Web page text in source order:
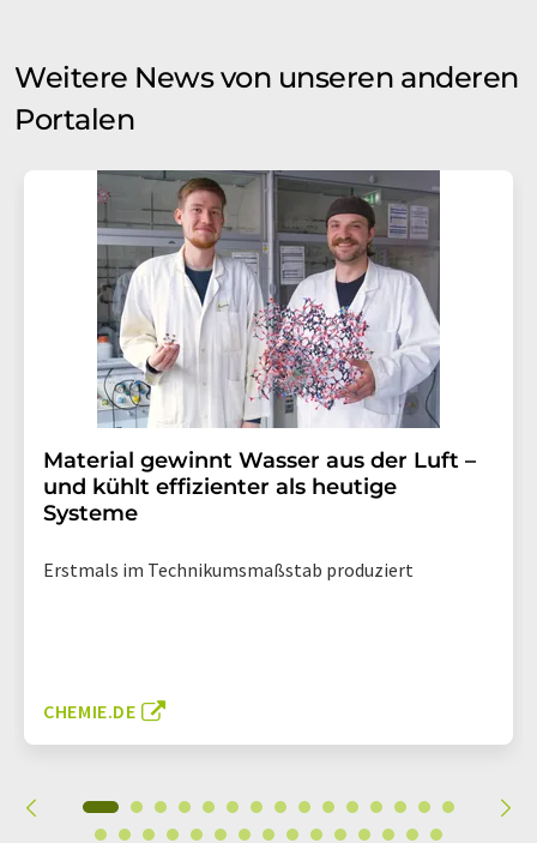
Weitere News von unseren anderen
Portalen
Material gewinnt Wasser aus der Luft –
und kühlt effizienter als heutige
Systeme
Erstmals im Technikumsmaßstab produziert
CHEMIE.DE